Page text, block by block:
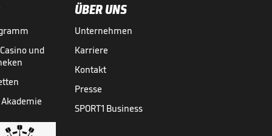
und
Akademie
ÜBER UNS
Unternehmen
Karriere
Kontakt
Presse
SPORT1 Business